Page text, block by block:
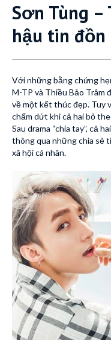
Sơn Tùng –
hậu tin đồn
Với những bằng chứng
M-TP và Thiều Bảo Trâm
về một kết thúc đẹp. Tuy
chấm dứt khi cả hai bỏ
Sau drama “chia tay”, cả
thông qua những chia sẻ
xã hội cá nhân.